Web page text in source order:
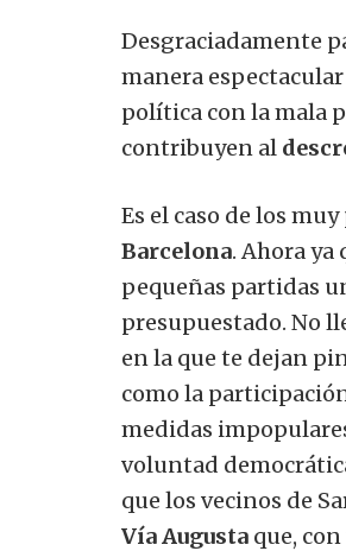
Desgraciadamente
manera
política con la mala
contribuyen al
Es el caso de los
Barcelona. Ahora
pequeñas partidas
presupuestado. No
en la que te dejan
como la
medidas
voluntad
que los vecinos de
Vía Augusta que,